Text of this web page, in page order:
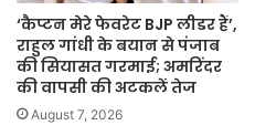
‘कैप्टन मेरे फेवरेट BJP लीडर हैं’,
राहुल गांधी के बयान से पंजाब
की सियासत गरमाई; अमरिंदर
की वापसी की अटकलें तेज
August 7, 2026